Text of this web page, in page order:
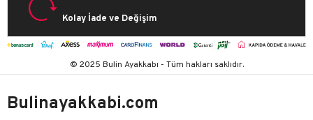
Kolay İade ve Değişim
© 2025 Bulin Ayakkabı - Tüm hakları saklıdır.
Bulinayakkabi.com